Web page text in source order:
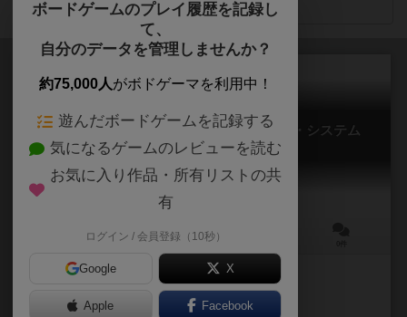
検索メニュー
シア：レジェンズ・オブ・ア・ドリフト・システム
Xia: Legends of a Drift System
60～180分
作品説明文の編集者を募集中
ボードゲームのプレイ履歴を記録し
て、
自分のデータを管理しませんか？
約75,000人がボドゲーマを利用中！
遊んだボードゲームを記録する
気になるゲームのレビューを読む
お気に入り作品・所有リストの共
有
ログイン / 会員登録（10秒）
Google X
Apple Facebook